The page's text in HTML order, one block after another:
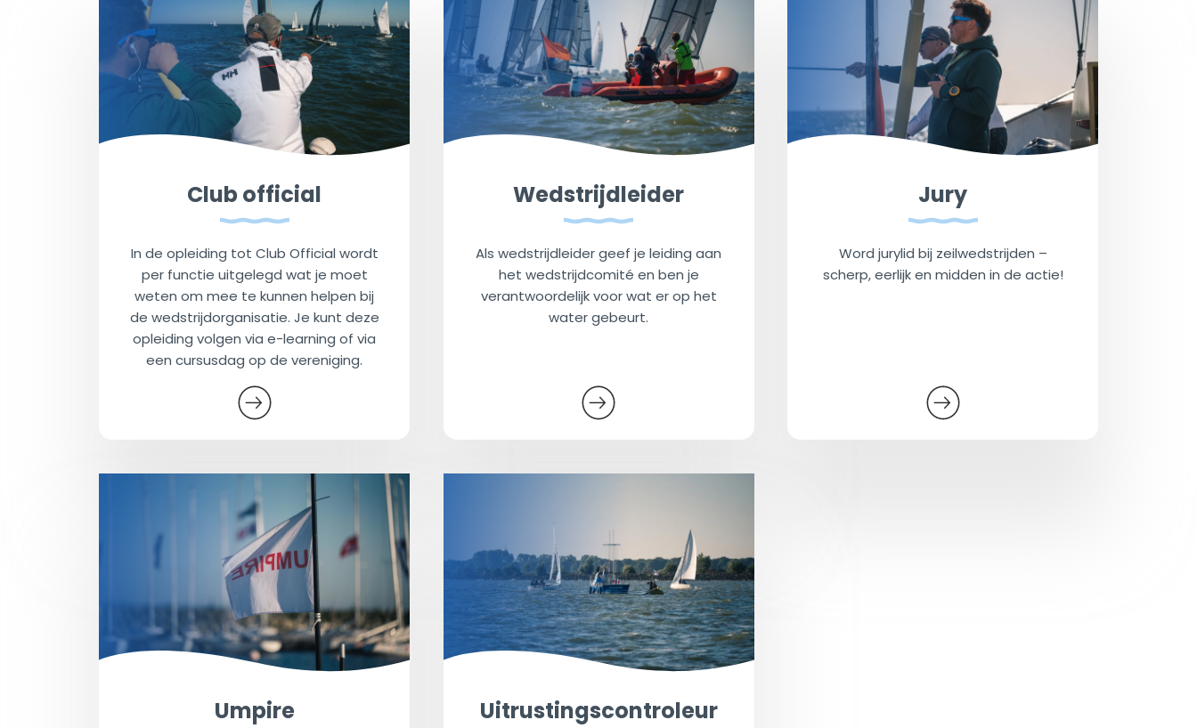
Club official
In de opleiding tot Club Official wordt
per functie uitgelegd wat je moet
weten om mee te kunnen helpen bij
de wedstrijdorganisatie. Je kunt deze
opleiding volgen via e-learning of via
een cursusdag op de vereniging.
Wedstrijdleider
Als wedstrijdleider geef je leiding aan
het wedstrijdcomité en ben je
verantwoordelijk voor wat er op het
water gebeurt.
Jury
Word jurylid bij zeilwedstrijden –
scherp, eerlijk en midden in de actie!
Umpire Uitrustingscontroleur